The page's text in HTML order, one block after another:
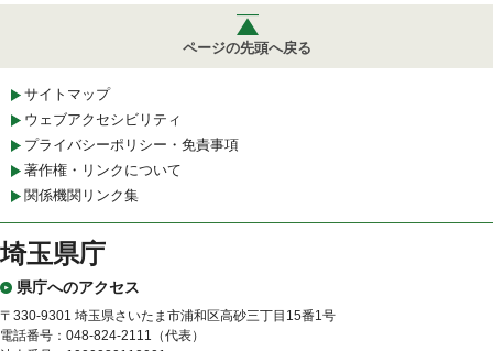
ページの先頭へ戻る
サイトマップ
ウェブアクセシビリティ
プライバシーポリシー・免責事項
著作権・リンクについて
関係機関リンク集
埼玉県庁
県庁へのアクセス
〒330-9301 埼玉県さいたま市浦和区高砂三丁目15番1号
電話番号：048-824-2111（代表）